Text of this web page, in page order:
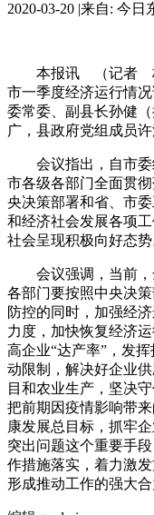
2020-03-20 |来自: 今日
本报讯 （记者 杨
市一季度经济运行情
委常委、副县长孙健
广，县政府党组成员
会议指出，自市委
市各级各部门全面贯
央决策部署和省、市
和经济社会发展各项
社会呈现积极向好态势
会议强调，当前，
各部门要按照中央决
防控的同时，加强经
力度，加快恢复经济
高企业“达产率”，发
动限制，解决好企业
目和农业生产，坚决
把前期因疫情影响带
康发展总目标，抓牢
突出问题这个重要手
作措施落实，着力激
形成推动工作的强大合